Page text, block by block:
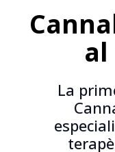
al
La